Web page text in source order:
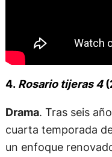
4. Rosario tijeras 4
Drama. Tras seis
cuarta temporada
un enfoque